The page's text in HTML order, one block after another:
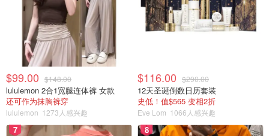
$99.00 $148.00
lululemon 2合1宽腿连体裤 女款
还可作为抹胸裤穿
lululemon 1273人感兴趣
$116.00 $290.00
12天圣诞倒数日历套装
史低！值$565 变相2折
Eve Lom 1066人感兴趣
7 8